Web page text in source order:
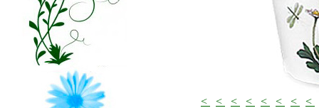
< < < < < < < <